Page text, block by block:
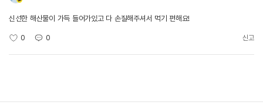
신선한 해산물이 가득 들어가있고 다 손질해주셔서 먹기 편해요!
0 0 신고